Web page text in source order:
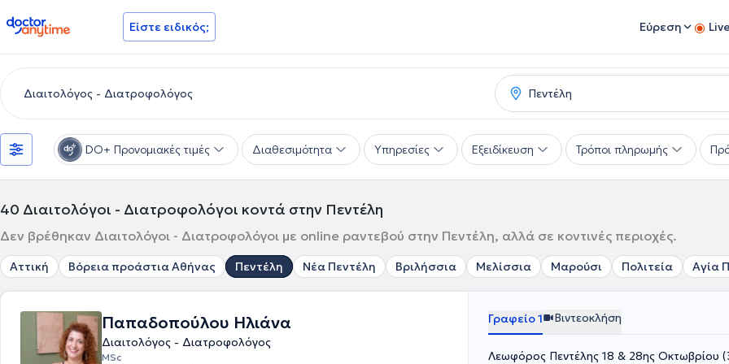
doctoranytime Είστε ειδικός; Εύρεση
DO+ Προνομιακές τιμές Διαθεσιμότητα Υπηρεσίες Εξειδίκευση Τρόποι πληρωμής
40 Διαιτολόγοι - Διατροφολόγοι κοντά στην Πεντέλη
Δεν βρέθηκαν Διαιτολόγοι - Διατροφολόγοι με online ραντεβού στην Πεντέλη, αλλά σε κοντινές περιοχές.
Αττική Βόρεια προάστια Αθήνας Πεντέλη Νέα Πεντέλη Βριλήσσια Μελίσσια Μαρούσι Πολιτεία Αγία
Παπαδοπούλου Ηλιάνα
Διαιτολόγος - Διατροφολόγος
MSc
Γραφείο 1 Βιντεοκλήση
Λεωφόρος Πεντέλης 18 & 28ης Οκτωβρίου